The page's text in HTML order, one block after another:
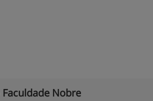
Faculdade Nobre